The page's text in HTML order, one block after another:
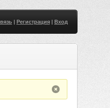
| Регистрация| Вход